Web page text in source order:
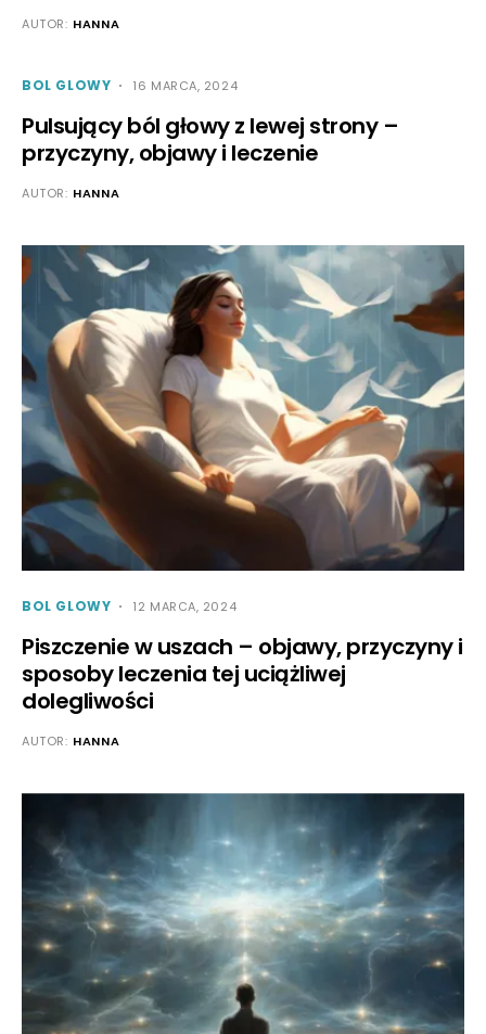
AUTOR: HANNA
BOL GLOWY 16 MARCA, 2024
Pulsujący ból głowy z lewej strony –
przyczyny, objawy i leczenie
AUTOR: HANNA
BOL GLOWY 12 MARCA, 2024
Piszczenie w uszach – objawy, przyczyny i
sposoby leczenia tej uciążliwej
dolegliwości
AUTOR: HANNA